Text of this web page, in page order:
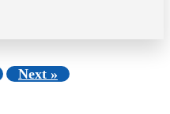
Next »